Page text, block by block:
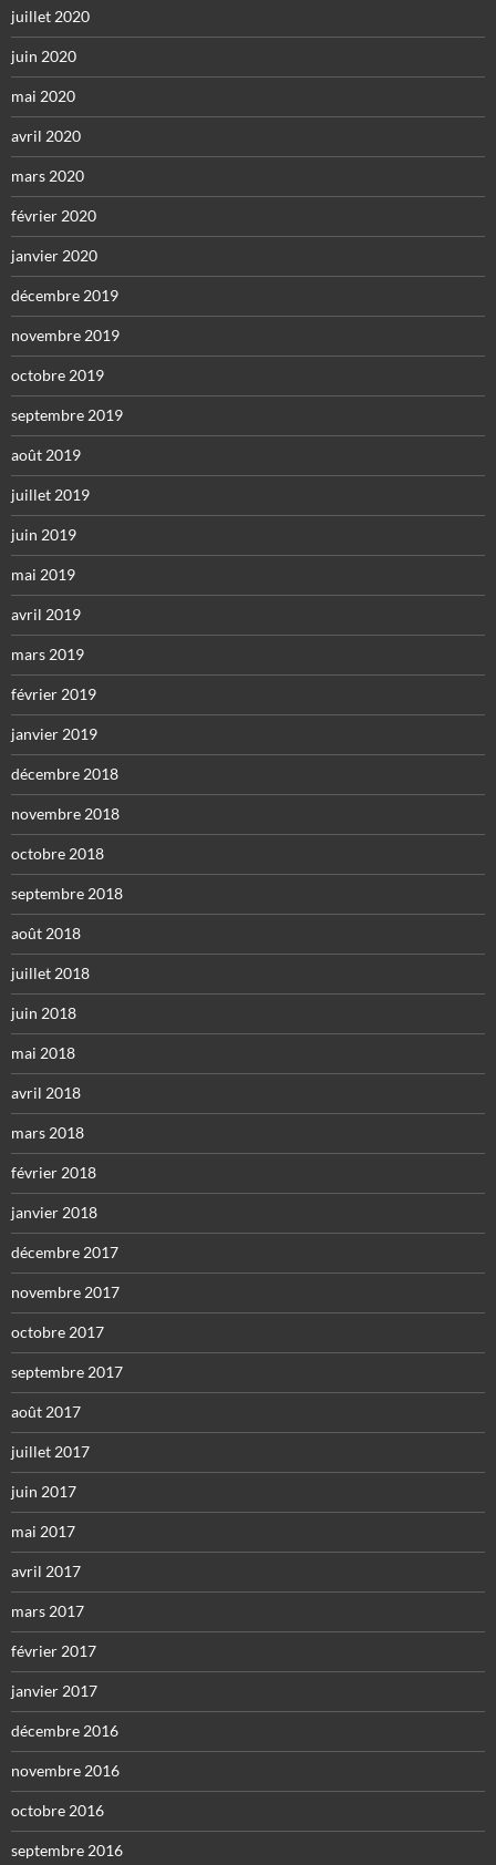
juillet 2020
juin 2020
mai 2020
avril 2020
mars 2020
février 2020
janvier 2020
décembre 2019
novembre 2019
octobre 2019
septembre 2019
août 2019
juillet 2019
juin 2019
mai 2019
avril 2019
mars 2019
février 2019
janvier 2019
décembre 2018
novembre 2018
octobre 2018
septembre 2018
août 2018
juillet 2018
juin 2018
mai 2018
avril 2018
mars 2018
février 2018
janvier 2018
décembre 2017
novembre 2017
octobre 2017
septembre 2017
août 2017
juillet 2017
juin 2017
mai 2017
avril 2017
mars 2017
février 2017
janvier 2017
décembre 2016
novembre 2016
octobre 2016
septembre 2016